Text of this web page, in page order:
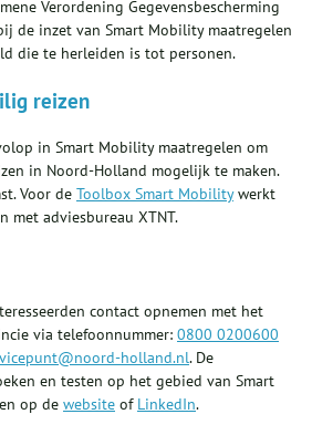
Verordening Gegevensbescherming
de inzet van Smart Mobility maatregelen
die te herleiden is tot personen.
reizen
in Smart Mobility maatregelen om
in Noord-Holland mogelijk te maken.
Voor de Toolbox Smart Mobilitywerkt
met adviesbureau XTNT.
contact opnemen met het
via telefoonnummer: 0800 0200600
holland.nl. De
en testen op het gebied van Smart
op de website of LinkedIn.